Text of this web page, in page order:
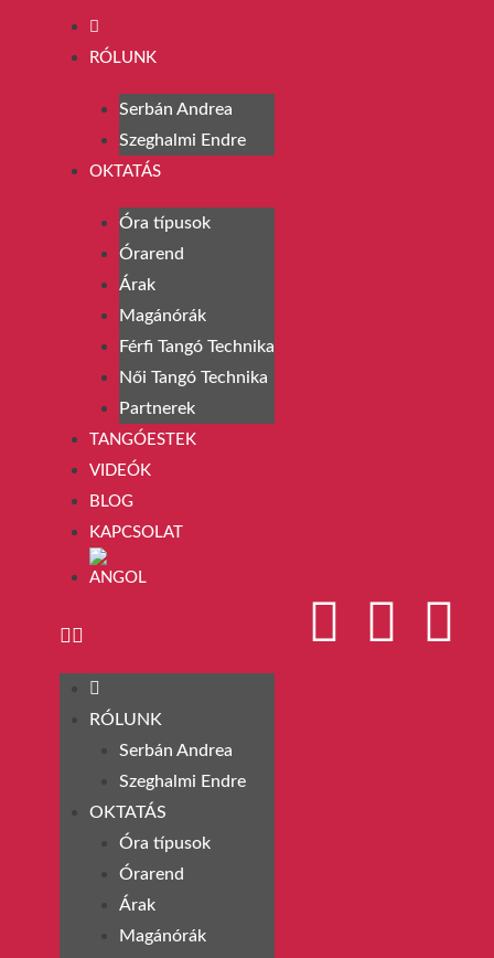
RÓLUNK
Serbán Andrea
Szeghalmi Endre
OKTATÁS
Óra típusok
Órarend
Árak
Magánórák
Férfi Tangó Technika
Női Tangó Technika
Partnerek
TANGÓESTEK
VIDEÓK
BLOG
KAPCSOLAT
RÓLUNK
Serbán Andrea
Szeghalmi Endre
OKTATÁS
Óra típusok
Órarend
Árak
Magánórák